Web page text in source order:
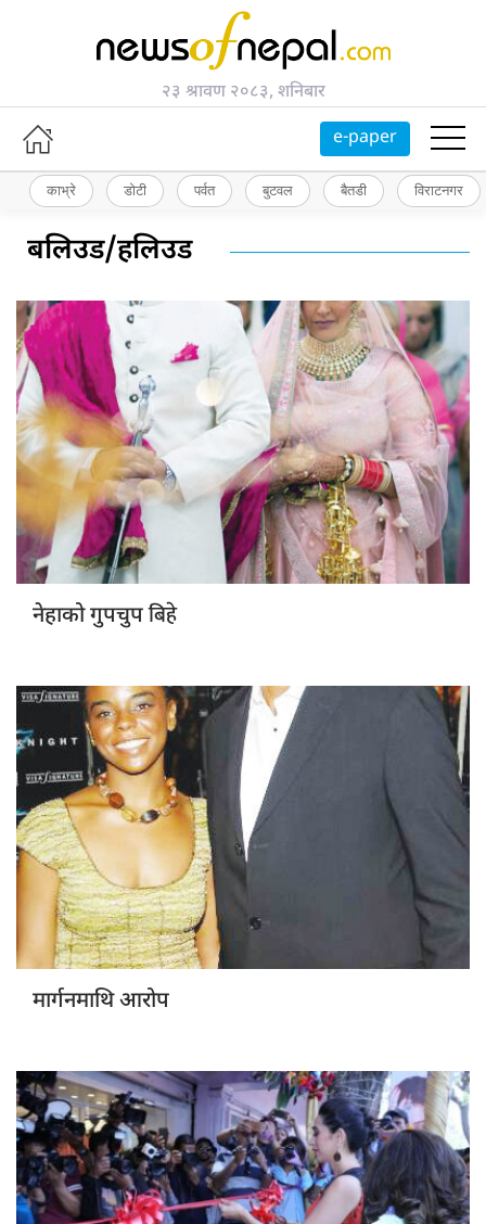
२३ श्रावण २०८३, शनिबार
e-paper
काभ्रे डोटी पर्वत बुटवल बैतडी विराटनगर
बलिउड/हलिउड
नेहाको गुपचुपबिहे
मार्गनमाथि आरोप